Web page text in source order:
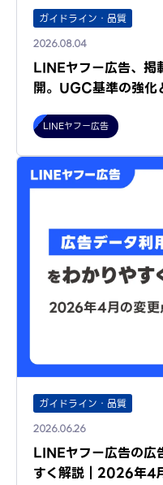
ガイドライン・品質
2026.08.04
LINEヤフー広告、掲
開。UGC基準の強
LINEヤフー広告
ガイドライン・品質
2026.06.26
LINEヤフー広告の広
すく解説｜2026年4